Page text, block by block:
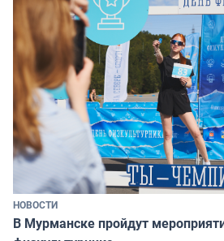
НОВОСТИ
В Мурманске пройдут